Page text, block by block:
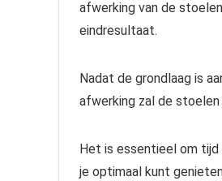
afwerking van de
eindresultaat.
Nadat de grondlaag is
afwerking zal de stoelen
Het is essentieel om tijd
je optimaal kunt